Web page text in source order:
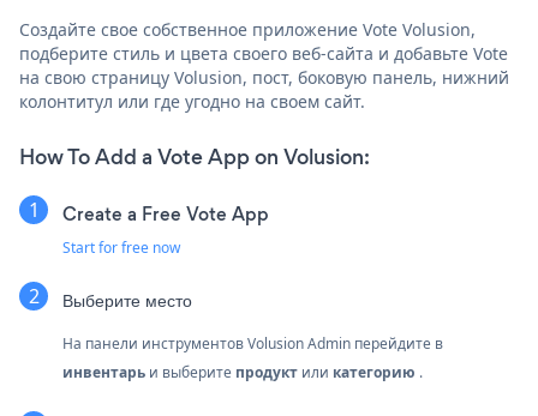
Создайте свое собственное приложение Vote Volusion,
подберите стиль и цвета своего веб-сайта и добавьте Vote
на свою страницу Volusion, пост, боковую панель, нижний
колонтитул или где угодно на своем сайт.
How To Add a Vote App on Volusion:
Create a Free Vote App
Start for free now
Выберите место
На панели инструментов Volusion Admin перейдите в
инвентарь и выберите продукт или категорию .